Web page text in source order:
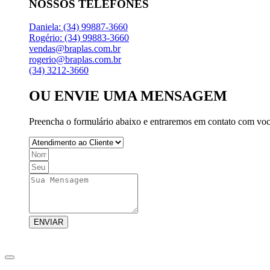
NOSSOS TELEFONES
Daniela: (34) 99887-3660
Rogério: (34) 99883-3660
vendas@braplas.com.br
rogerio@braplas.com.br
(34) 3212-3660
OU ENVIE UMA MENSAGEM
Preencha o formulário abaixo e entraremos em contato com
ENVIAR